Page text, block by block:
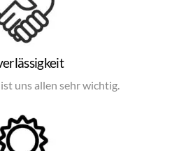
uns allen sehr wichtig.